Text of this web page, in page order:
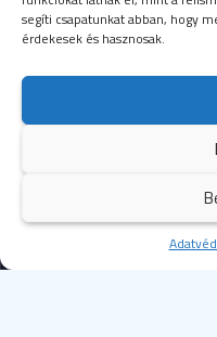
segíti csapatunkat abban, hogy
érdekesek és hasznosak.
Kezdőoldal
SEGÉLYHÍVÓSZÁMOK
104mentők
107rendőrség